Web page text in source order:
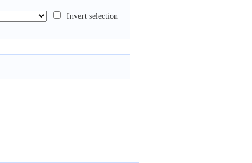
Invert selection